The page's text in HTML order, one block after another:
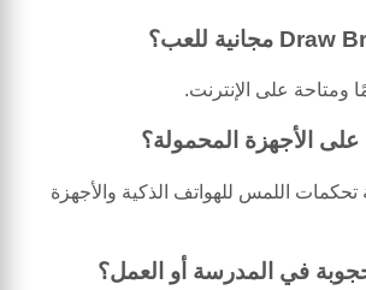
ومتاحة على الإنترنت.
الأجهزة المحمولة؟
تحكمات اللمس للهواتف الذكية والأجهزة
في المدرسة أو العمل؟